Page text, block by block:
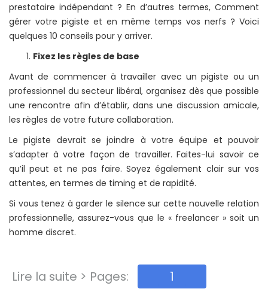
prestataire indépendant ? En d’autres termes, Comment
gérer votre pigiste et en même temps vos nerfs ? Voici
quelques 10 conseils pour y arriver.
Fixez les règles de base
Avant de commencer à travailler avec un pigiste ou un
professionnel du secteur libéral, organisez dès que possible
une rencontre afin d’établir, dans une discussion amicale,
les règles de votre future collaboration.
Le pigiste devrait se joindre à votre équipe et pouvoir
s’adapter à votre façon de travailler. Faites-lui savoir ce
qu’il peut et ne pas faire. Soyez également clair sur vos
attentes, en termes de timing et de rapidité.
Si vous tenez à garder le silence sur cette nouvelle relation
professionnelle, assurez-vous que le « freelancer » soit un
homme discret.
Lire la suite > Pages: 1